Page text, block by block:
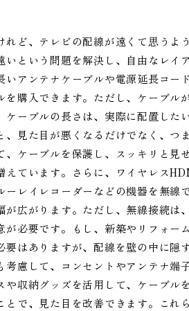
れど、テレビの配線が遠くて思う
いという問題を解決し、自由なレ
いアンテナケーブルや電源延長コ
を購入できます。ただし、ケーブ
ケーブルの長さは、実際に配置した
、見た目が悪くなるだけでなく、
、ケーブルを保護し、スッキリと
えています。さらに、ワイヤレス
ーレイレコーダーなどの機器を無
が広がります。ただし、無線接続
が必要です。もし、新築やリフォ
要はありますが、配線を壁の中に
考慮して、コンセントやアンテナ
や収納グッズを活用して、ケーブ
とで、見た目を改善できます。こ